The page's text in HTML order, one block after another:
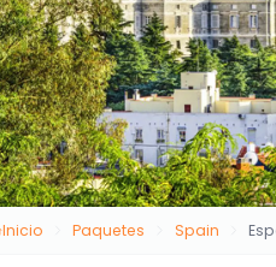
Inicio Paquetes Spain